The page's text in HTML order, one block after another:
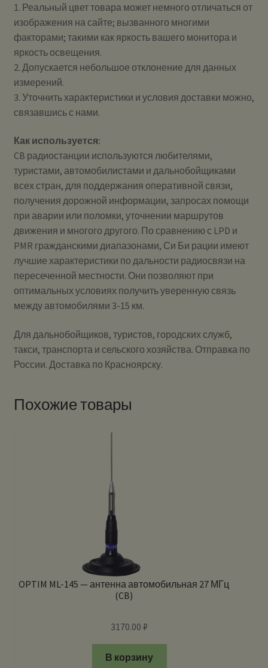
1. Реальный цвет товара может немного отличаться от
изображения на сайте; вызванного многими
факторами; такими как яркость вашего монитора и
яркость освещения.
2. Допускается небольшое отклонение для данных
измерений.
3. Уточнить характеристики и условия доставки можно,
связавшись с нами.
Как используется:
CB радиостанции используются любителями,
туристами, автомобилистами и дальнобойщиками
всех стран, для поддержания оперативной связи,
получения дорожной информации, запросах помощи
при аварии или поломки, уточнении маршрутов
движения и многого другого. По сравнению с LPD и
PMR гражданскими диапазонами, Си Би рации имеют
лучшие характеристики по дальности радиосвязи на
пересеченной местности. Они позволяют при
оптимальных условиях получить уверенную связь
между автомобилями 3-15 км.
Для дальнобойщиков, туристов, городских служб,
такси, транспорта и сельского хозяйства. Отправка по
России. Доставка по Красноярску.
Похожие товары
OPTIM ML-145 — антенна автомобильная 27 МГц
(CB)
3170.00₽
В корзину